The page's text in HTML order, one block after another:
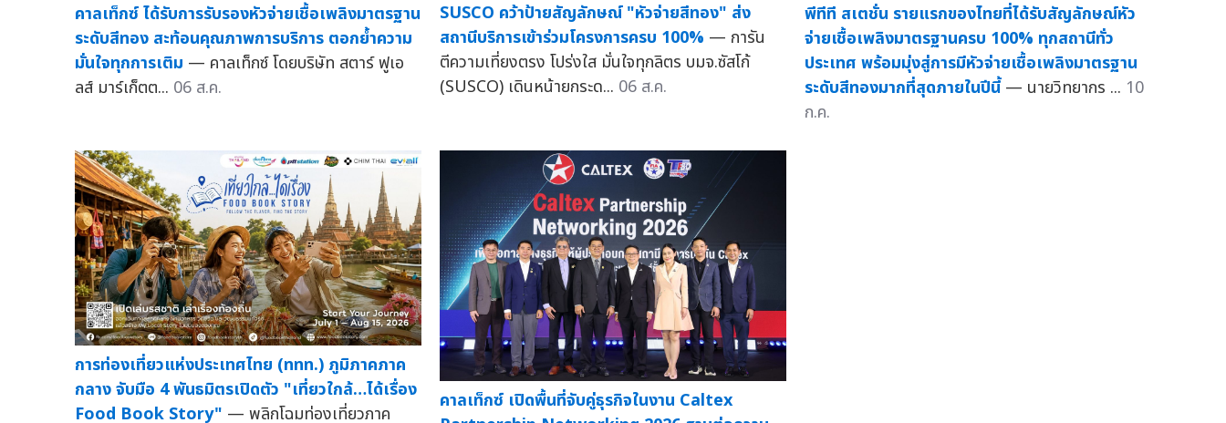
คาลเท็กซ์ ได้รับการรับรองหัวจ่ายเชื้อเพลิงมาตรฐาน
ระดับสีทอง สะท้อนคุณภาพการบริการ ตอกย้ำความ
มั่นใจทุกการเติม — คาลเท็กซ์ โดยบริษัท สตาร์ ฟูเอ
ลส์ มาร์เก็ตต... 06 ส.ค.
SUSCO คว้าป้ายสัญลักษณ์ "หัวจ่ายสีทอง" ส่ง
สถานีบริการเข้าร่วมโครงการครบ 100% — การัน
ตีความเที่ยงตรง โปร่งใส มั่นใจทุกลิตร บมจ.ซัสโก้
(SUSCO) เดินหน้ายกระด... 06 ส.ค.
พีทีที สเตชั่น รายแรกของไทยที่ได้รับสัญลักษณ์หัว
จ่ายเชื้อเพลิงมาตรฐานครบ 100% ทุกสถานีทั่ว
ประเทศ พร้อมมุ่งสู่การมีหัวจ่ายเชื้อเพลิงมาตรฐาน
ระดับสีทองมากที่สุดภายในปีนี้ — นายวิทยากร ... 10
ก.ค.
การท่องเที่ยวแห่งประเทศไทย (ททท.) ภูมิภาคภาค
กลาง จับมือ 4 พันธมิตรเปิดตัว "เที่ยวใกล้…ได้เรื่อง
Food Book Story" — พลิกโฉมท่องเที่ยวภาค
คาลเท็กซ์ เปิดพื้นที่จับคู่ธุรกิจในงาน Caltex